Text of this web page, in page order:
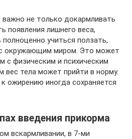
не только докармливать
появления лишнего веса,
учиться ползать,
окружающим миром. Это может
с физическим и психическим
вес тела может прийти в норму.
ожирению иногда сохраняется
введения прикорма
вскармливании, в 7-ми